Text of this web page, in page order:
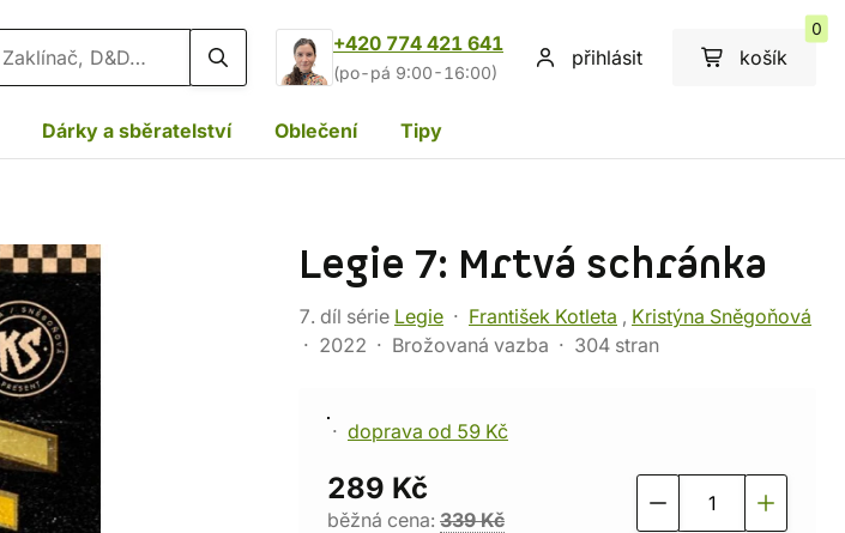
+420 774 421 641
(po-pá 9:00-16:00)
přihlásit košík
0
Dárky a sběratelství Oblečení Tipy
Legie 7: Mrtvá schránka
7. díl série Legie František Kotleta , Kristýna Sněgoňová
2022
Brožovaná vazba 304 stran
doprava od 59 Kč
289 Kč
běžná cena: 339 Kč